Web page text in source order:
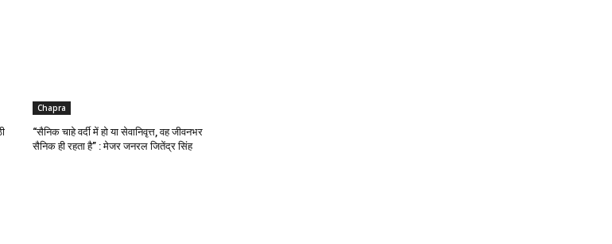
Chapra
“सैनिक चाहे वर्दी में हो या सेवानिवृत्त, वह जीवनभर
सैनिक ही रहता है” : मेजर जनरल जितेंद्र सिंह